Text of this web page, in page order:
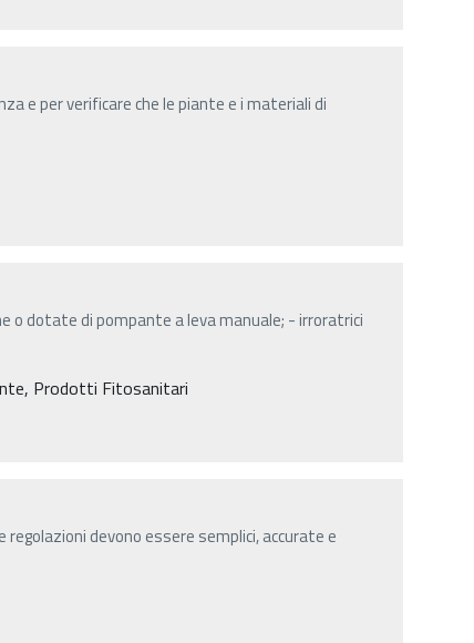
e per verificare che le piante e i materiali di
o dotate di pompante a leva manuale; - irroratrici
Prodotti Fitosanitari
regolazioni devono essere semplici, accurate e